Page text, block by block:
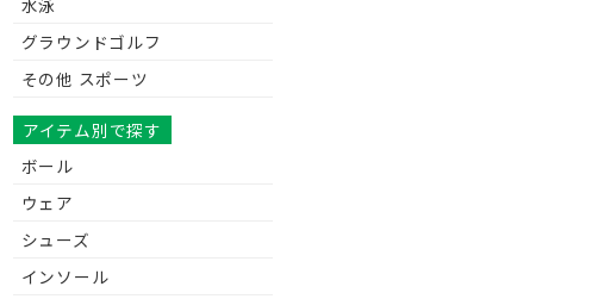
水泳
グラウンドゴルフ
その他 スポーツ
アイテム別で探す
ボール
ウェア
シューズ
インソール